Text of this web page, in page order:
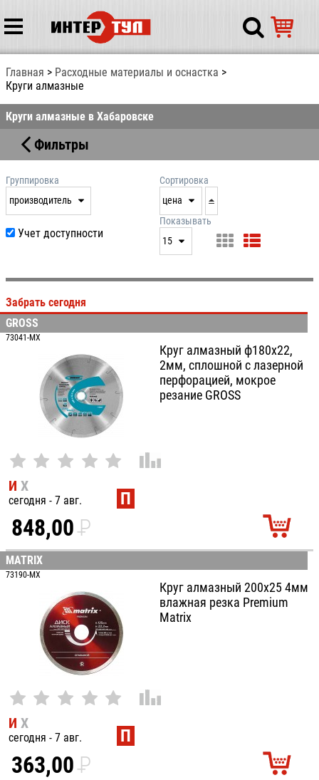
Главная
Расходные материалы и оснастка
Круги алмазные
Круги алмазные в Хабаровске
Фильтры
Группировка
производитель
производитель
Сортировка
цена
дата
цена
артикул
Учет доступности
Показывать
15
25
Забрать сегодня
GROSS
73041-MX
Круг алмазный ф180х22,
2мм, сплошной c лазерной
перфорацией, мокрое
резание GROSS
И Х
сегодня - 7 авг. П
848,00P
УБ.
MATRIX
73190-MX
Круг алмазный 200х25 4мм
влажная резка Premium
Matrix
И Х
сегодня - 7 авг. П
363,00P